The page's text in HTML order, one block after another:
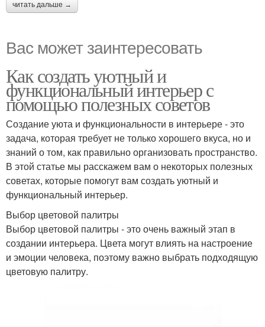
читать дальше →
Вас может заинтересовать
Как создать уютный и
функциональный интерьер с
помощью полезных советов
Создание уюта и функциональности в интерьере - это
задача, которая требует не только хорошего вкуса, но и
знаний о том, как правильно организовать пространство.
В этой статье мы расскажем вам о некоторых полезных
советах, которые помогут вам создать уютный и
функциональный интерьер.
Выбор цветовой палитры
Выбор цветовой палитры - это очень важный этап в
создании интерьера. Цвета могут влиять на настроение
и эмоции человека, поэтому важно выбрать подходящую
цветовую палитру.